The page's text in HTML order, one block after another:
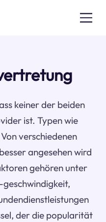
keiner der beiden
ist. Typen wie
verschiedenen
angesehen wird
gehören unter
der die popularität